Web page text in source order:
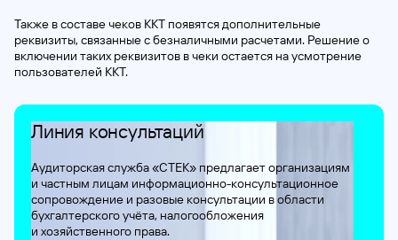
Также в составе чеков ККТ появятся дополнительные
реквизиты, связанные с безналичными расчетами. Решение о
включении таких реквизитов в чеки остается на усмотрение
пользователей ККТ.
Линия консультаций
Аудиторская служба «СТЕК» предлагает организациям
и частным лицам информационно-консультационное
сопровождение и разовые консультации в области
бухгалтерского учёта, налогообложения
и хозяйственного права.